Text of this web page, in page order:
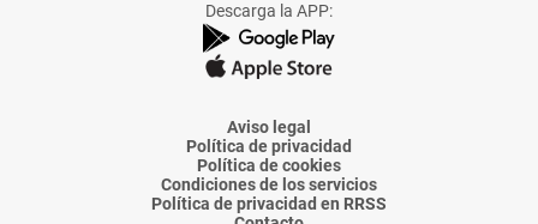
de
La
Voz
Almería
de
La
Voz
Almería
de
La
Voz
Almería
de
La
Voz
Almería
de
La
Voz
Descarga la APP:
Aviso legal
Política de privacidad
Política de cookies
Condiciones de los servicios
Política de privacidad en RRSS